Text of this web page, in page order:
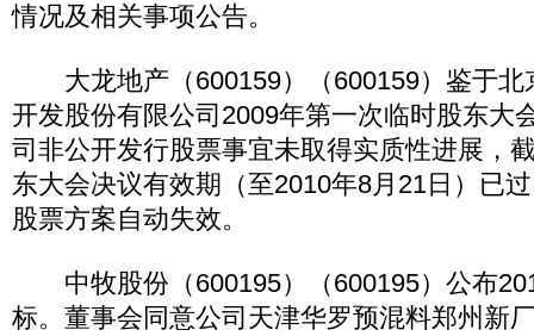
情况及相关事项公告。
大龙地产（600159）（600159）鉴于北
开发股份有限公司2009年第一次临时股东大
司非公开发行股票事宜未取得实质性进展，
东大会决议有效期（至2010年8月21日）已
股票方案自动失效。
中牧股份（600195）（600195）公布
标。董事会同意公司天津华罗预混料郑州新